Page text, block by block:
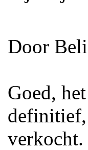
Door
Goed,
definitief,
verkocht.